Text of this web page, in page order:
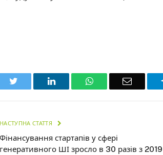
Twitter LinkedIn WhatsAppEmail
НАСТУПНА СТАТТЯ
Фінансування стартапів у сфері
генеративного ШІ зросло в 30 разів з 2019